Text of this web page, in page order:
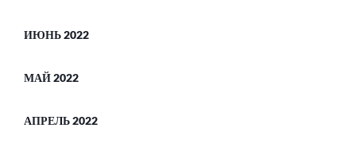
ИЮНЬ 2022
МАЙ 2022
АПРЕЛЬ 2022